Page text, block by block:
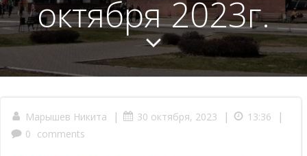
октября 2023г.
Марышев Никита | 30 октября, 2023 | 13:36 |
0 comments